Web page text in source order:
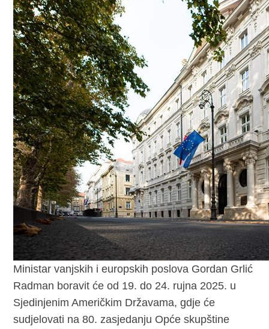
Ministar vanjskih i europskih poslova Gordan Grlić
Radman boravit će od 19. do 24. rujna 2025. u
Sjedinjenim Američkim Državama, gdje će
sudjelovati na 80. zasjedanju Opće skupštine